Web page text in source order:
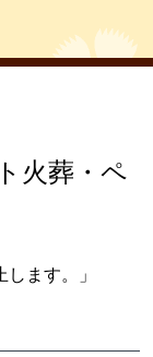
火葬・ペ
ます。」